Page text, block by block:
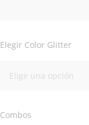
Elegir Color Glitter
Combos